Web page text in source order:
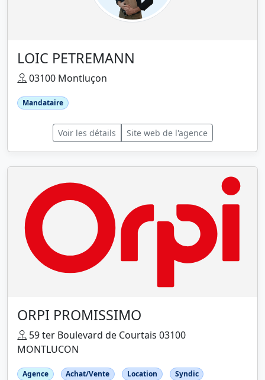
LOIC PETREMANN
03100 Montluçon
Mandataire
Voir les détails Site web de l'agence
ORPI PROMISSIMO
59 ter Boulevard de Courtais 03100
MONTLUCON
Agence Achat/Vente Location Syndic